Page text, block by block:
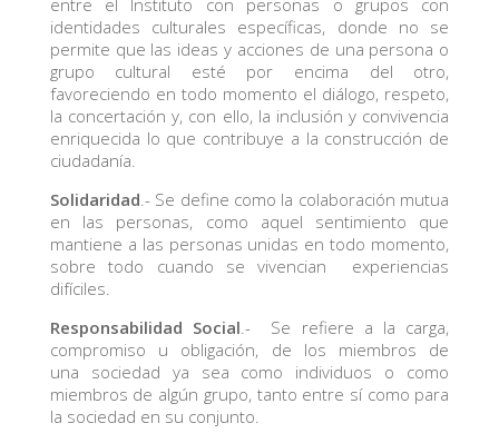
entre el Instituto con personas o grupos con
identidades culturales específicas, donde no se
permite que las ideas y acciones de una persona o
grupo cultural esté por encima del otro,
favoreciendo en todo momento el diálogo, respeto,
la concertación y, con ello, la inclusión y convivencia
enriquecida lo que contribuye a la construcción de
ciudadanía.
Solidaridad.- Se define como la colaboración mutua
en las personas, como aquel sentimiento que
mantiene a las personas unidas en todo momento,
sobre todo cuando se vivencian experiencias
difíciles.
Responsabilidad Social.- Se refiere a la carga,
compromiso u obligación, de los miembros de
una sociedad ya sea como individuos o como
miembros de algún grupo, tanto entre sí como para
la sociedad en su conjunto.